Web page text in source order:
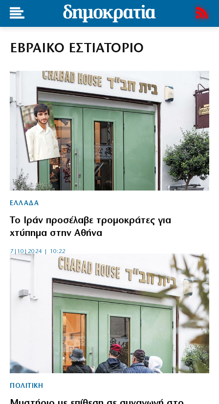
ΕΒΡΑΙΚΟ ΕΣΤΙΑΤΟΡΙΟ
ΕΛΛΑΔΑ
Το Ιράν προσέλαβε τρομοκράτες για
χτύπημα στην Αθήνα
7|10|2024 | 10:22
ΠΟΛΙΤΙΚΗ